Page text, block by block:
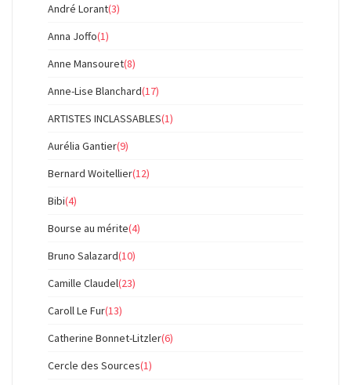
André Lorant(3)
Anna Joffo(1)
Anne Mansouret(8)
Anne-Lise Blanchard(17)
ARTISTES INCLASSABLES(1)
Aurélia Gantier(9)
Bernard Woitellier(12)
Bibi(4)
Bourse au mérite(4)
Bruno Salazard(10)
Camille Claudel(23)
Caroll Le Fur(13)
Catherine Bonnet-Litzler(6)
Cercle des Sources(1)